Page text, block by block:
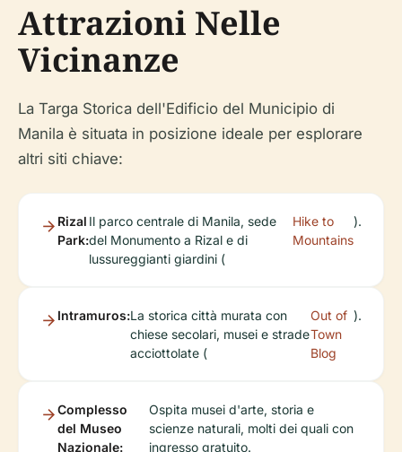
Attrazioni Nelle
Vicinanze
La Targa Storica dell'Edificio del Municipio di
Manila è situata in posizione ideale per esplorare
altri siti chiave:
Rizal
Park:
Il parco centrale di Manila, sede
del Monumento a Rizal e di
lussureggianti giardini (
Hike to
Mountains
).
Intramuros:La storica città murata con
chiese secolari, musei e strade
acciottolate (
Out of
Town
Blog
).
Complesso
del Museo
Nazionale:
Ospita musei d'arte, storia e
scienze naturali, molti dei quali con
ingresso gratuito.